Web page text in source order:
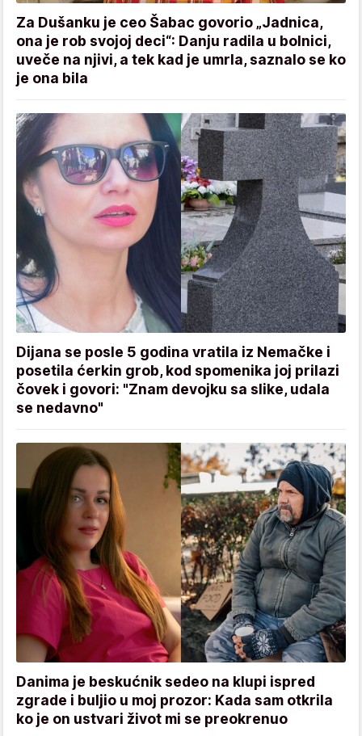
Za Dušanku je ceo Šabac govorio „Jadnica,
ona je rob svojoj deci“: Danju radila u bolnici,
uveče na njivi, a tek kad je umrla, saznalo se ko
je ona bila
Dijana se posle 5 godina vratila iz Nemačke i
posetila ćerkin grob, kod spomenika joj prilazi
čovek i govori: "Znam devojku sa slike, udala
se nedavno"
Danima je beskućnik sedeo na klupi ispred
zgrade i buljio u moj prozor: Kada sam otkrila
ko je on ustvari život mi se preokrenuo